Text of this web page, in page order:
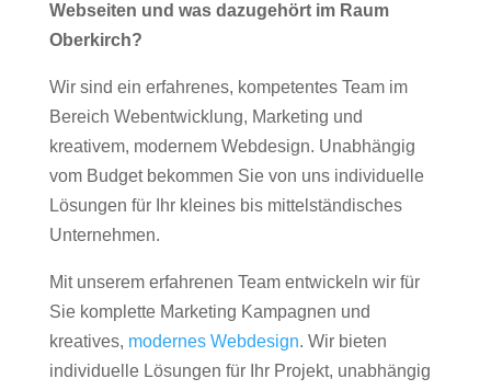
Webseiten und was dazugehört im Raum
Oberkirch?
Wir sind ein erfahrenes, kompetentes Team im
Bereich Webentwicklung, Marketing und
kreativem, modernem Webdesign. Unabhängig
vom Budget bekommen Sie von uns individuelle
Lösungen für Ihr kleines bis mittelständisches
Unternehmen.
Mit unserem erfahrenen Team entwickeln wir für
Sie komplette Marketing Kampagnen und
kreatives, modernes Webdesign. Wir bieten
individuelle Lösungen für Ihr Projekt, unabhängig